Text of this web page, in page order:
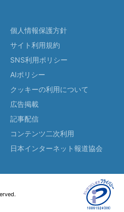
個人情報保護方針
サイト利用規約
SNS利用ポリシー
AIポリシー
クッキーの利用について
広告掲載
記事配信
コンテンツ二次利用
日本インターネット報道協会